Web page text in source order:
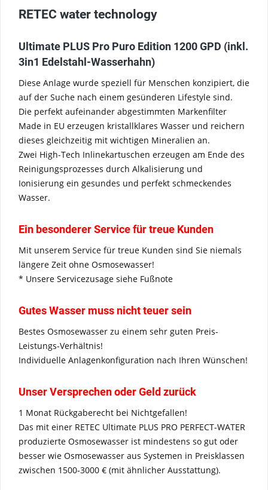
RETEC water technology
Ultimate PLUS Pro Puro Edition 1200 GPD (inkl.
3in1 Edelstahl-Wasserhahn)
Diese Anlage wurde speziell für Menschen konzipiert, die
auf der Suche nach einem gesünderen Lifestyle sind.
Die perfekt aufeinander abgestimmten Markenfilter
Made in EU erzeugen kristallklares Wasser und reichern
dieses gleichzeitig mit wichtigen Mineralien an.
Zwei High-Tech Inlinekartuschen erzeugen am Ende des
Reinigungsprozesses durch Alkalisierung und
Ionisierung ein gesundes und perfekt schmeckendes
Wasser.
Ein besonderer Service für treue Kunden
Mit unserem Service für treue Kunden sind Sie niemals
längere Zeit ohne Osmosewasser!
* Unsere Servicezusage siehe Fußnote
Gutes Wasser muss nicht teuer sein
Bestes Osmosewasser zu einem sehr guten Preis-
Leistungs-Verhältnis!
Individuelle Anlagenkonfiguration nach Ihren Wünschen!
Unser Versprechen oder Geld zurück
1 Monat Rückgaberecht bei Nichtgefallen!
Das mit einer RETEC Ultimate PLUS PRO PERFECT-WATER
produzierte Osmosewasser ist mindestens so gut oder
besser wie Osmosewasser aus Systemen in Preisklassen
zwischen 1500-3000 € (mit ähnlicher Ausstattung).